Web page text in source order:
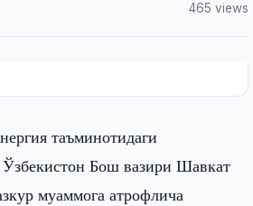
465 views
таъминотидаги
Ўзбекистон Бош вазири Шавкат
муаммога атрофлича